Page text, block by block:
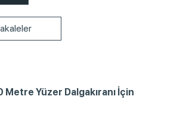
Metre Yüzer Dalgakıranı İçin